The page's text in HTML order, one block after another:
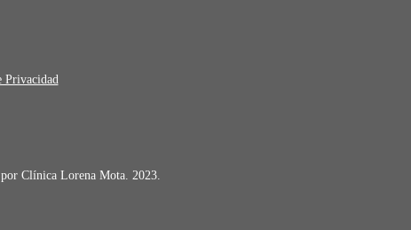
Privacidad
Clínica Lorena Mota. 2023.